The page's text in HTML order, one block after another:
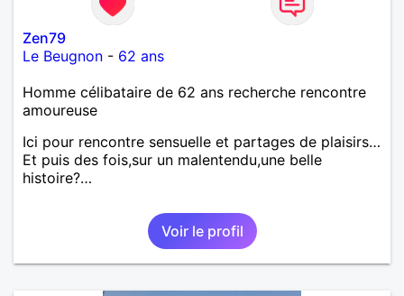
Zen79
Le Beugnon - 62 ans
Homme célibataire de 62 ans recherche rencontre
amoureuse
Ici pour rencontre sensuelle et partages de plaisirs…
Et puis des fois,sur un malentendu,une belle
histoire?…
Voir le profil